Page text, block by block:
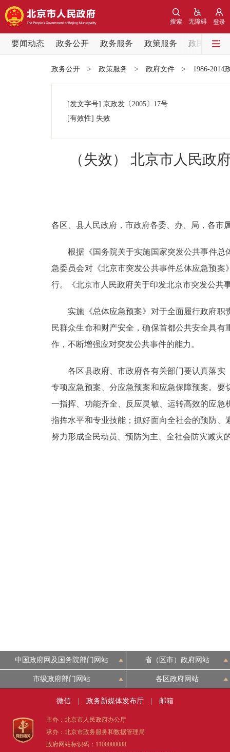
登录
无障碍
搜索
要闻动态 政务公开 政务服务 政策服务
政民互动
党中央精神
政策兑现
决策公开
政务服务
个人服务
便民服务
中介服务
12345网上接诉即办
ITALIANO
政务公开 > 政策服务 > 政府文件 > 1986-2014
[发文字号] 京政发 〔2005〕 17号
[有效性] 失效
（失效） 北京市人民政
各区、县人民政府，市政府各委、办、局，各市
根据《国务院关于实施国家突发公共事件总体
急委员会对《北京市突发公共事件总体应急预
行。《北京市人民政府关于印发北京市突发公共
实施《总体应急预案》对于全面履行政府职
民群众生命和财产安全，确保首都公共安全具
作，不断增强应对突发公共事件的能力。
各区县政府、市政府各有关部门要认真落实
专项应急预案、分应急预案和应急保障预案。
一指挥、功能齐全、反应灵敏、运转高效的应
指挥水平和专业技能；抓好面向全社会的预防
努力形成全民动员、预防为主、全社会防灾减灾
中国政府网及国务院部门网站 省（区市）政府网站
市级政府部门网站 各区政府网站
微信 政务新媒体发布厅 邮箱
主办：北京市人民政府办公厅
承办：北京市政务服务和数据管理局
政府网站标识码：1100000088